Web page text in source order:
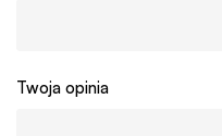
Twoja opinia